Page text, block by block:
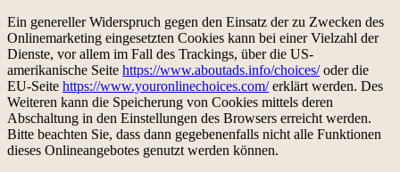
Ein genereller Widerspruch gegen den Einsatz der zu Zwecken des
Onlinemarketing eingesetzten Cookies kann bei einer Vielzahl der
Dienste, vor allem im Fall des Trackings, über die US-
amerikanische Seite https://www.aboutads.info/choices/oder die
EU-Seite https://www.youronlinechoices.com/erklärt werden. Des
Weiteren kann die Speicherung von Cookies mittels deren
Abschaltung in den Einstellungen des Browsers erreicht werden.
Bitte beachten Sie, dass dann gegebenenfalls nicht alle Funktionen
dieses Onlineangebotes genutzt werden können.